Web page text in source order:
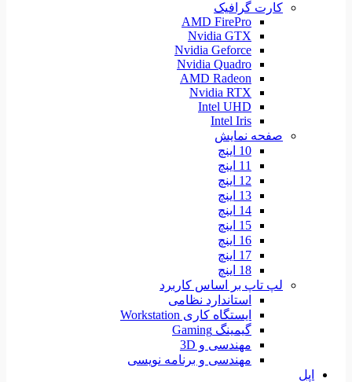
کارت گرافیک
AMD FirePro
Nvidia GTX
Nvidia Geforce
Nvidia Quadro
AMD Radeon
Nvidia RTX
Intel UHD
Intel Iris
صفحه نمایش
10 اینچ
11 اینچ
12 اینچ
13 اینچ
14 اینچ
15 اینچ
16 اینچ
17 اینچ
18 اینچ
لپ تاپ بر اساس کاربرد
استاندارد نظامی
ایستگاه کاری Workstation
گیمینگ Gaming
مهندسی و 3D
مهندسی و برنامه نویسی
اپل